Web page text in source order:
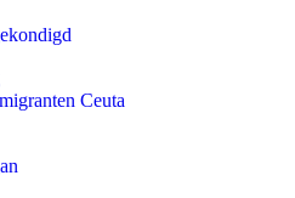
Ceuta